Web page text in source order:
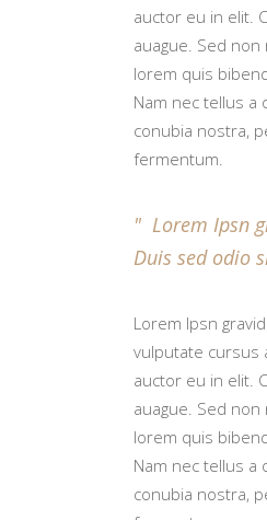
auctor eu in elit.
auague. Sed
lorem quis
Nam nec tellus
conubia nostra,
fermentum.
Lorem Ipsn
Duis sed odio
Lorem Ipsn
vulputate cursus
auctor eu in elit.
auague. Sed
lorem quis
Nam nec tellus
conubia nostra,